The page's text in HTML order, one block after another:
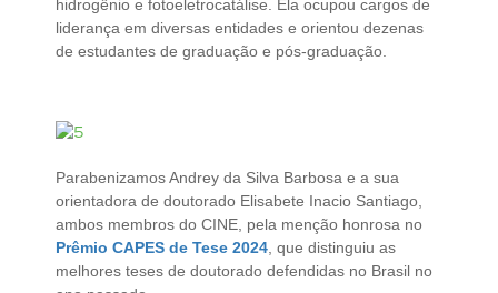
hidrogênio e fotoeletrocatálise. Ela ocupou cargos de
liderança em diversas entidades e orientou dezenas
de estudantes de graduação e pós-graduação.
Parabenizamos Andrey da Silva Barbosa e a sua
orientadora de doutorado Elisabete Inacio Santiago,
ambos membros do CINE, pela menção honrosa no
Prêmio CAPES de Tese 2024 , que distinguiu as
melhores teses de doutorado defendidas no Brasil no